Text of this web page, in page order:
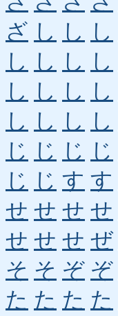
ざ し し し
し し し し
し し し し
し し し し
じ じ じ じ
じ じ す す
せ せ せ せ
せ せ せ ぜ
そ そ ぞ ぞ
た た た た